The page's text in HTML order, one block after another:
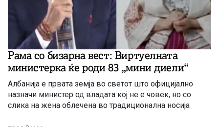
Рама со бизарна вест: Виртуелната
министерка ќе роди 83 „мини диели“
Албанија е првата земја во светот што официјално
назначи министер од владата кој не е човек, но со
слика на жена облечена во традиционална носија